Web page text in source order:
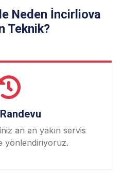
Neden İncirliova
Teknik?
Randevu
an en yakın servis
yönlendiriyoruz.